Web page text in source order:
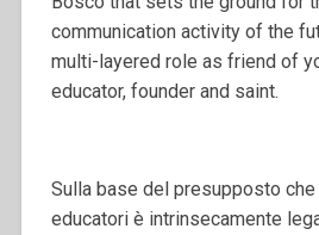
communication activity of the
multi-layered role as friend of
educator, founder and saint.
Sulla base del presupposto che
educatori è intrinsecamente